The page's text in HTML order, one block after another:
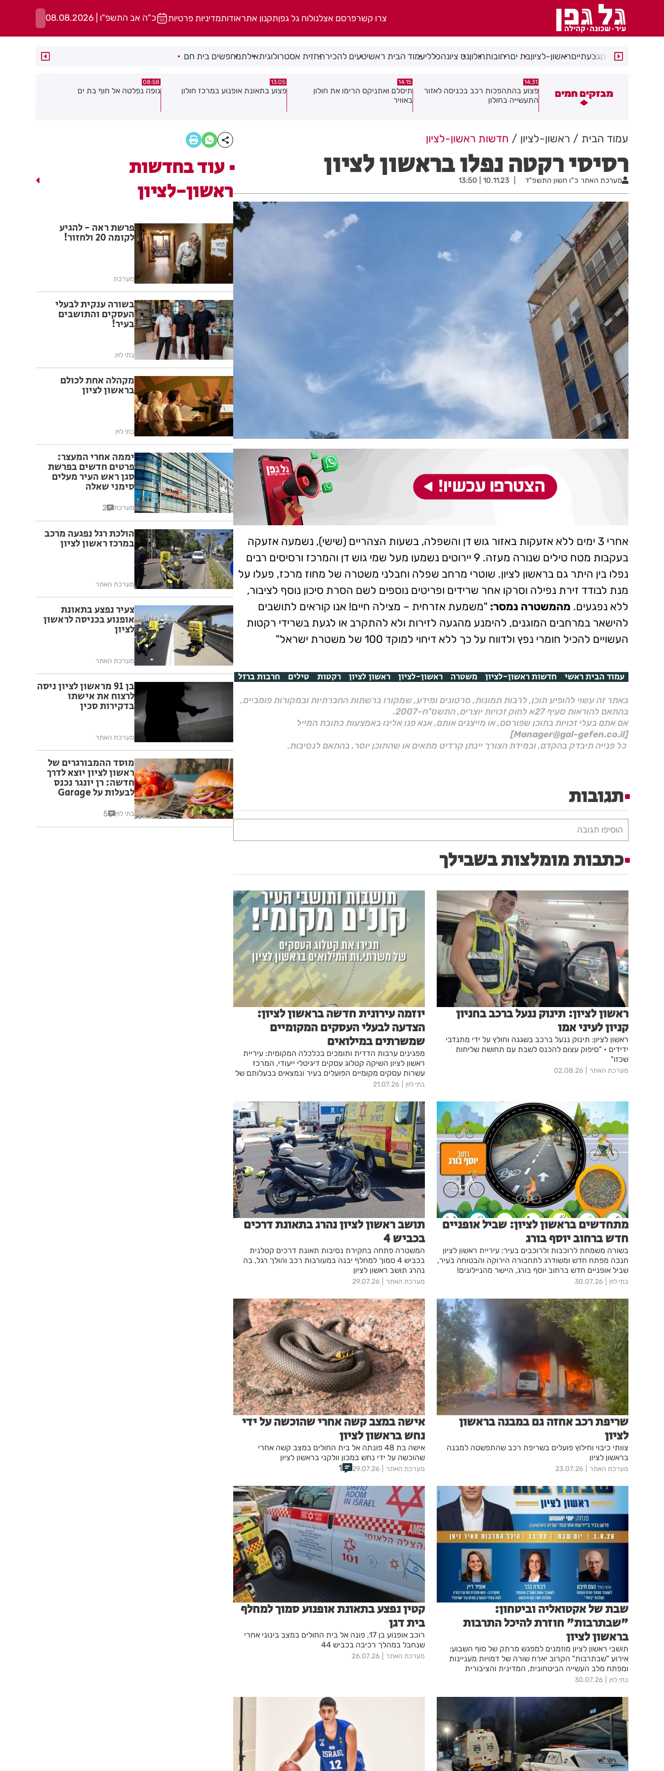
צרו קשרפרסם אצלנולוח גל גפןתקנון אתראודותמדיניות פרטיות כ"ה אב התשפ"ו | 08.08.2026
רמת גןגבעתייםראשון-לציוןבת יםרחובותחולוןנס ציונהכלליעמוד הבית ראשיטעים להכירתחזית אסטרולוגיתאילתמחפשים בית חם
מבזקים חמים
פצוע בהתהפכות רכב בכניסה לאזור
14:15
תיסלם ואתניקס הרימו את חולון
באוויר
13:05
פצוע בתאונת אופנוע במרכז חולון
08:58
גופה נפלטה אל חוף בת ים
08:29
חשד להצתה בשלושה מוקדים ברמת
עמוד הבית ראשון-לציון חדשות ראשון-לציון
רסיסי רקטה נפלו בראשון לציון
מערכת האתר כ"ו חשון התשפ"ד 10.11.23 | 13:50
אחרי 3 ימים ללא אזעקות באזור גוש דן והשפלה, בשעות הצהריים (שישי), נשמעה אזעקה
בעקבות מטח טילים שנורה מעזה. 9 יירוטים נשמעו מעל שמי גוש דן והמרכז ורסיסים רבים
נפלו בין היתר גם בראשון לציון. שוטרי מרחב שפלה וחבלני משטרה של מחוז מרכז, פעלו על
מנת לבודד זירת נפילה וסרקו אחר שרידים ופריטים נוספים לשם הסרת סיכון נוסף לציבור,
ללא נפגעים. מהמשטרה נמסר: "משמעת אזרחית – מצילה חיים! אנו קוראים לתושבים
להישאר במרחבים המוגנים, להימנע מהגעה לזירות ולא להתקרב או לגעת בשרידי רקטות
העשויים להכיל חומרי נפץ ולדווח על כך ללא דיחוי למוקד 100 של משטרת ישראל"
עמוד הבית ראשי חדשות ראשון-לציון משטרה ראשון-לציון ראשון לציון רקטות טילים חרבות ברזל
באתר זה עשוי להופיע תוכן, לרבות תמונות, סרטונים ומידע, שמקורו ברשתות החברתיות ובמקורות פומביים,
בהתאם להוראות סעיף 27א לחוק זכויות יוצרים, התשס"ח–2007.
אם אתם בעלי זכויות בתוכן שפורסם, או מייצגים אותם, אנא פנו אלינו באמצעות כתובת המייל
[Manager@gal-gefen.co.il]
כל פנייה תיבדק בהקדם, ובמידת הצורך יינתן קרדיט מתאים או שהתוכן יוסר, בהתאם לנסיבות.
תגובות
הוסיפו תגובה
כתבות מומלצות בשבילך
ראשון לציון: תינוק ננעל ברכב בחניון
קניון לעיני אמו
ראשון לציון: תינוק ננעל ברכב בשגגה וחולץ על ידי מתנדבי
ידידים • "סיפוק עצום להכנס לשבת עם תחושת שליחות
שכזו"
מערכת האתר 02.08.26
יוזמה עירונית חדשה בראשון לציון:
הצדעה לבעלי העסקים המקומיים
שמשרתים במילואים
מפגינים ערבות הדדית ותומכים בכלכלה המקומית: עיריית
ראשון לציון השיקה קטלוג עסקים דיגיטלי ייעודי, המרכז
עשרות עסקים מקומיים הפועלים בעיר ונמצאים בבעלותם של
משרתות ומשרתי מילואים active.
בתי לוין 21.07.26
מתחדשים בראשון לציון: שביל אופניים
חדש ברחוב יוסף בורג
בשורה משמחת לרוכבות ולרוכבים בעיר: עיריית ראשון לציון
חנכה מפתח חדש ומשודרג לתחבורה הירוקה והבטוחה בעיר,
שביל אופניים חדש ברחוב יוסף בורג, היישר מהניילונים!
בתי לוין 30.07.26
תושב ראשון לציון נהרג בתאונת דרכים
בכביש 4
המשטרה פתחה בחקירת נסיבות תאונת דרכים קטלנית
בכביש 4 סמוך למחלף יבנה במעורבות רכב והולך רגל, בה
נהרג תושב ראשון לציון
מערכת האתר 29.07.26
שריפת רכב אחזה גם במבנה בראשון
לציון
צוותי כיבוי וחילוץ פועלים בשריפת רכב שהתפשטה למבנה
בראשון לציון
מערכת האתר 23.07.26
אישה במצב קשה אחרי שהוכשה על ידי
נחש בראשון לציון
אישה בת 48 פונתה אל בית החולים במצב קשה אחרי
שהוכשה על ידי נחש במכון וולקני בראשון לציון
מערכת האתר 29.07.26
1
שבת של אקטואליה וביטחון:
"שבתרבות" חוזרת להיכל התרבות
בראשון לציון
תושבי ראשון לציון מוזמנים למפגש מרתק של סוף השבוע:
אירוע "שבתרבות" הקרוב יארח שורה של דמויות מעניינות
ומפתח מלב העשייה הביטחונית, המדינית והציבורית
בישראל, לדיון פתוח על הנושאים הבוערים שעל סדר היום.
בתי לוין 30.07.26
קטין נפצע בתאונת אופנוע סמוך למחלף
בית דגן
רוכב אופנוע בן 17, פונה אל בית החולים במצב בינוני אחרי
שנחבל במהלך רכיבה בכביש 44
מערכת האתר 26.07.26
עוד בחדשות
ראשון-לציון
פרשת ראה - להגיע
לקומה 20 ולחזור!
מערכת
בשורה ענקית לבעלי
העסקים והתושבים
בעיר!
בתי לוין
מקהלה אחת לכולם
בראשון לציון
בתי לוין
יממה אחרי המעצר:
פרטים חדשים בפרשת
סגן ראש העיר מעלים
סימני שאלה
מערכת 2
הולכת רגל נפגעה מרכב
במרכז ראשון לציון
מערכת האתר
צעיר נפצע בתאונת
אופנוע בכניסה לראשון
לציון
מערכת האתר
בן 91 מראשון לציון ניסה
לרצוח את אישתו
בדקירות סכין
מערכת האתר
מוסד ההמבורגרים של
ראשון לציון יוצא לדרך
חדשה: רן יונגר נכנס
לבעלות על Garage
בתי לוין 5